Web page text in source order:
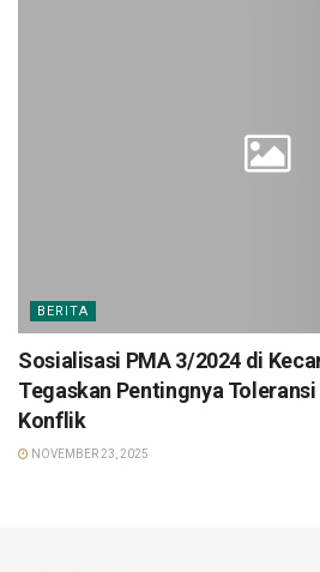
BERITA
Sosialisasi PMA 3/2024 di
Tegaskan Pentingnya
Konflik
NOVEMBER 23, 2025